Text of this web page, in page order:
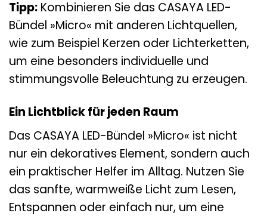
Tipp: Kombinieren Sie das CASAYA LED-
Bündel »Micro« mit anderen Lichtquellen,
wie zum Beispiel Kerzen oder Lichterketten,
um eine besonders individuelle und
stimmungsvolle Beleuchtung zu erzeugen.
Ein Lichtblick für jeden Raum
Das CASAYA LED-Bündel »Micro« ist nicht
nur ein dekoratives Element, sondern auch
ein praktischer Helfer im Alltag. Nutzen Sie
das sanfte, warmweiße Licht zum Lesen,
Entspannen oder einfach nur, um eine